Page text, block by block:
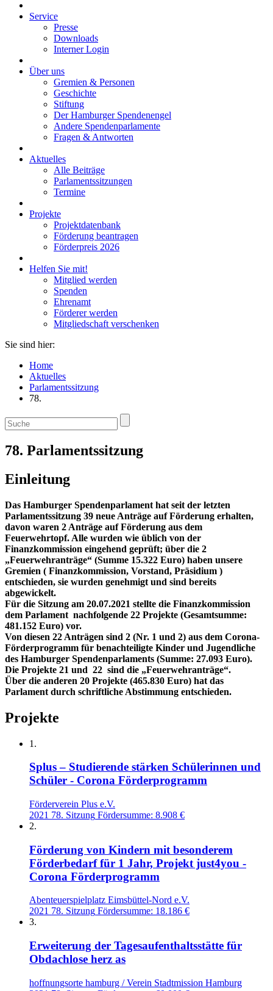
Service
Presse
Downloads
Interner Login
Über uns
Gremien & Personen
Geschichte
Stiftung
Der Hamburger Spendenengel
Andere Spendenparlamente
Fragen & Antworten
Aktuelles
Alle Beiträge
Parlamentssitzungen
Termine
Projekte
Projektdatenbank
Förderung beantragen
Förderpreis 2026
Helfen Sie mit!
Mitglied werden
Spenden
Ehrenamt
Förderer werden
Mitgliedschaft verschenken
Sie sind hier:
Home
Aktuelles
Parlamentssitzung
78.
78. Parlamentssitzung
Einleitung
Das Hamburger Spendenparlament hat seit der letzten
Parlamentssitzung 39 neue Anträge auf Förderung erhalten,
davon waren 2 Anträge auf Förderung aus dem
Feuerwehrtopf. Alle wurden wie üblich von der
Finanzkommission eingehend geprüft; über die 2
„Feuerwehranträge“ (Summe 15.322 Euro) haben unsere
Gremien ( Finanzkommission, Vorstand, Präsidium )
entschieden, sie wurden genehmigt und sind bereits
abgewickelt.
Für die Sitzung am 20.07.2021 stellte die Finanzkommission
dem Parlament nachfolgende 22 Projekte (Gesamtsumme:
481.152 Euro) vor.
Von diesen 22 Anträgen sind 2 (Nr. 1 und 2) aus dem Corona-
Förderprogramm für benachteiligte Kinder und Jugendliche
des Hamburger Spendenparlaments (Summe: 27.093 Euro).
Die Projekte 21 und 22 sind die „Feuerwehranträge“.
Über die anderen 20 Projekte (465.830 Euro) hat das
Parlament durch schriftliche Abstimmung entschieden.
Projekte
1.
Splus – Studierende stärken Schülerinnen und
Schüler - Corona Förderprogramm
Förderverein Plus e.V.
2021 78. Sitzung Fördersumme: 8.908 €
2.
Förderung von Kindern mit besonderem
Förderbedarf für 1 Jahr, Projekt just4you -
Corona Förderprogramm
Abenteuerspielplatz Eimsbüttel-Nord e.V.
2021 78. Sitzung Fördersumme: 18.186 €
3.
Erweiterung der Tagesaufenthaltsstätte für
Obdachlose herz as
hoffnungsorte hamburg / Verein Stadtmission Hamburg